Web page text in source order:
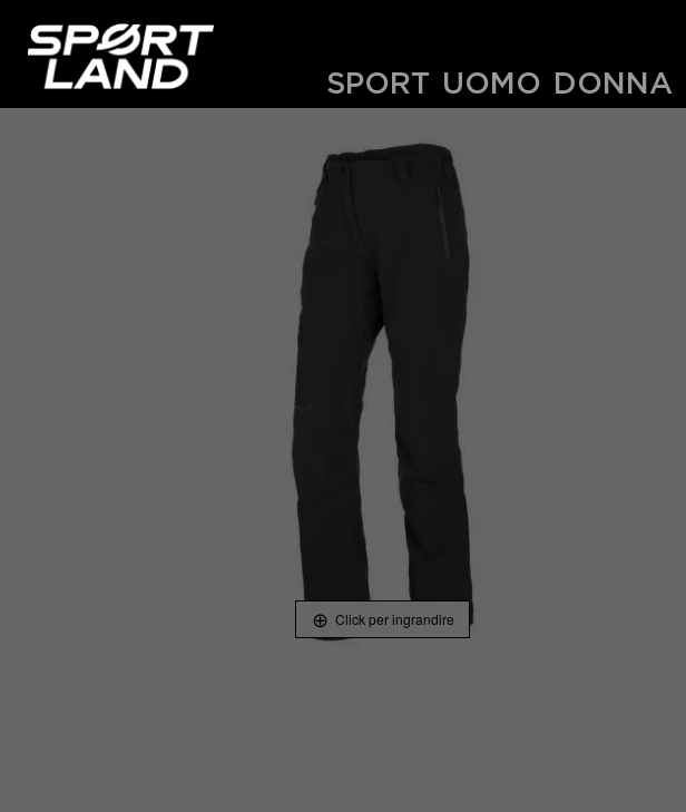
SPORT UOMO DONNA
Click per ingrandire